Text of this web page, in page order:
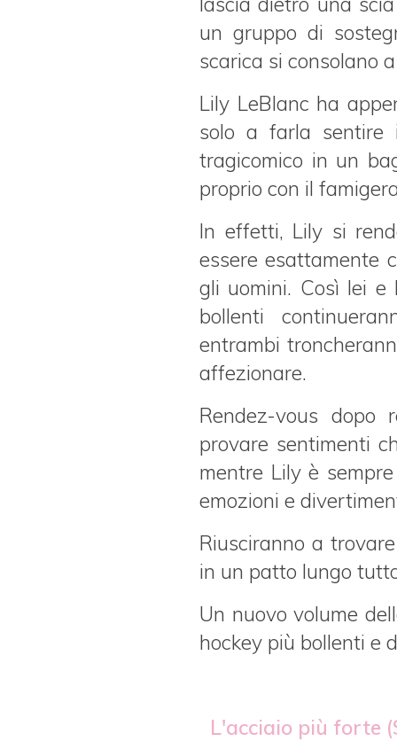
un gruppo di
scarica si consolano
Lily LeBlanc ha
solo a farla sentire
tragicomico in un
proprio con il
In effetti, Lily si
essere esattamente
gli uomini. Così lei
bollenti
entrambi
affezionare.
Rendez-vous dopo
provare sentimenti
mentre Lily è
emozioni e
Riusciranno a
in un patto lungo
Un nuovo volume
hockey più bollenti e
L'acciaio più forte